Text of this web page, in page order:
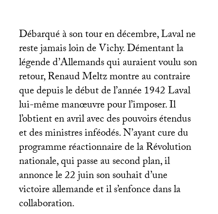
Débarqué à son tour en décembre, Laval ne
reste jamais loin de Vichy. Démentant la
légende d’Allemands qui auraient voulu son
retour, Renaud Meltz montre au contraire
que depuis le début de l’année 1942 Laval
lui-même manœuvre pour l’imposer. Il
l’obtient en avril avec des pouvoirs étendus
et des ministres inféodés. N’ayant cure du
programme réactionnaire de la Révolution
nationale, qui passe au second plan, il
annonce le 22 juin son souhait d’une
victoire allemande et il s’enfonce dans la
collaboration.